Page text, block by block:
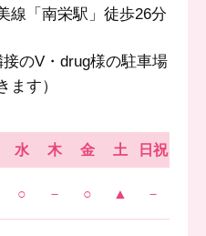
線「南栄駅」徒歩26分
のV・drug様の駐車場
ます）
水 木 金 土 日祝
○ － ○ ▲ －